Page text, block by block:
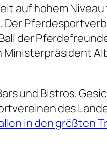
auf hohem
Der
der
und Bistros.
des
in den größten